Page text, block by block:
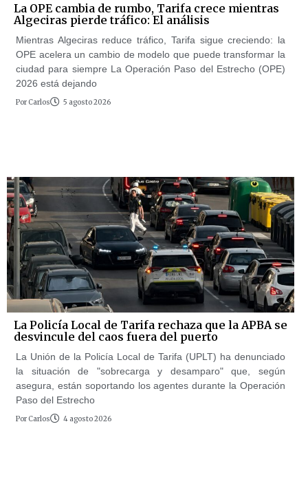
La OPE cambia de rumbo, Tarifa crece mientras
Algeciras pierde tráfico: El análisis
Mientras Algeciras reduce tráfico, Tarifa sigue creciendo: la
OPE acelera un cambio de modelo que puede transformar la
ciudad para siempre La Operación Paso del Estrecho (OPE)
2026 está dejando
Por Carlos 5 agosto 2026
La Policía Local de Tarifa rechaza que la APBA se
desvincule del caos fuera del puerto
La Unión de la Policía Local de Tarifa (UPLT) ha denunciado
la situación de "sobrecarga y desamparo" que, según
asegura, están soportando los agentes durante la Operación
Paso del Estrecho
Por Carlos 4 agosto 2026